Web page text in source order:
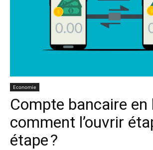
Economie
Compte bancaire en
comment l’ouvrir
étape ?